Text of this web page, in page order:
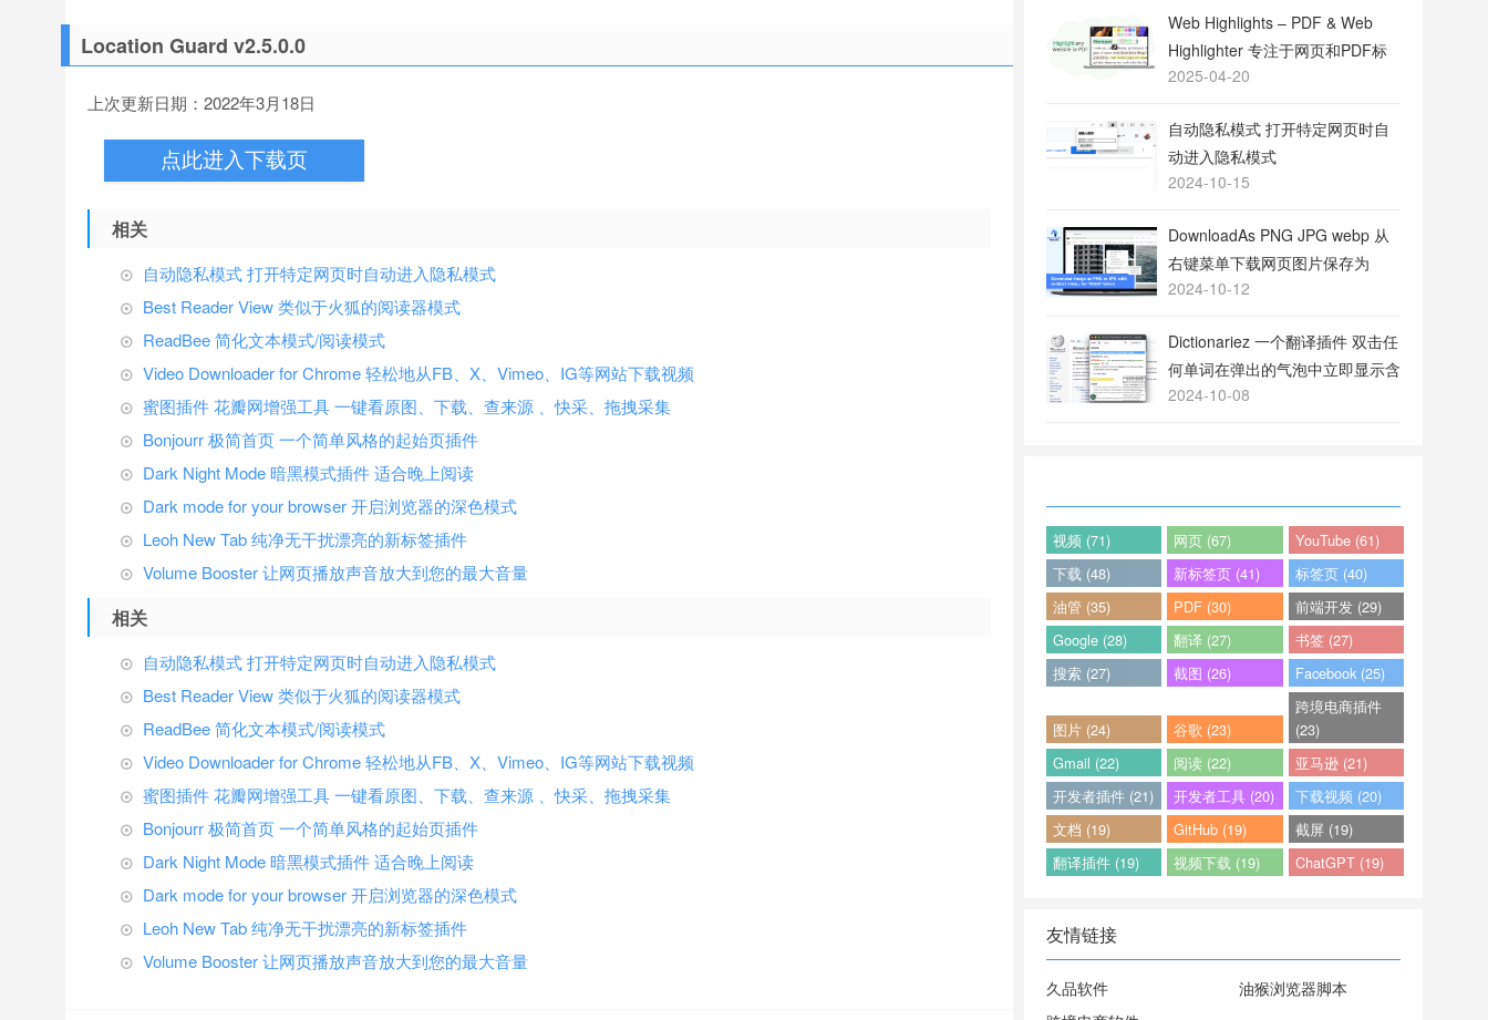
Location Guard v2.5.0.0
上次更新日期：2022年3月18日
点此进入下载页
相关
自动隐私模式 打开特定网页时自动进入隐私模式
Best Reader View 类似于火狐的阅读器模式
ReadBee 简化文本模式/阅读模式
Video Downloader for Chrome 轻松地从FB、X、Vimeo、IG等网站下载视频
蜜图插件 花瓣网增强工具 一键看原图、下载、查来源 、快采、拖拽采集
Bonjourr 极简首页 一个简单风格的起始页插件
Dark Night Mode 暗黑模式插件 适合晚上阅读
Dark mode for your browser 开启浏览器的深色模式
Leoh New Tab 纯净无干扰漂亮的新标签插件
Volume Booster 让网页播放声音放大到您的最大音量
相关
自动隐私模式 打开特定网页时自动进入隐私模式
Best Reader View 类似于火狐的阅读器模式
ReadBee 简化文本模式/阅读模式
Video Downloader for Chrome 轻松地从FB、X、Vimeo、IG等网站下载视频
蜜图插件 花瓣网增强工具 一键看原图、下载、查来源 、快采、拖拽采集
Bonjourr 极简首页 一个简单风格的起始页插件
Dark Night Mode 暗黑模式插件 适合晚上阅读
Dark mode for your browser 开启浏览器的深色模式
Leoh New Tab 纯净无干扰漂亮的新标签插件
Volume Booster 让网页播放声音放大到您的最大音量
Web Highlights – PDF & Web
Highlighter 专注于网页和PDF标
注的工具
2025-04-20
自动隐私模式 打开特定网页时自
动进入隐私模式
2024-10-15
DownloadAs PNG JPG webp 从
右键菜单下载网页图片保存为
PNG或JPG格式
2024-10-12
Dictionariez 一个翻译插件 双击任
何单词在弹出的气泡中立即显示含
义
2024-10-08
视频 (71) 网页 (67)
YouTube (61)
下载 (48)
新标签页 (41)
标签页 (40)
油管 (35)
PDF (30)
前端开发 (29)
Google (28)
翻译 (27)
书签 (27)
搜索 (27)
截图 (26) Facebook (25)
图片 (24) 谷歌 (23)
跨境电商插件
(23)
Gmail (22)
阅读 (22)
亚马逊 (21)
开发者插件 (21)
开发者工具 (20)
下载视频 (20)
文档 (19)
GitHub (19)
截屏 (19)
翻译插件 (19)
视频下载 (19) ChatGPT (19)
友情链接
久品软件
油猴浏览器脚本